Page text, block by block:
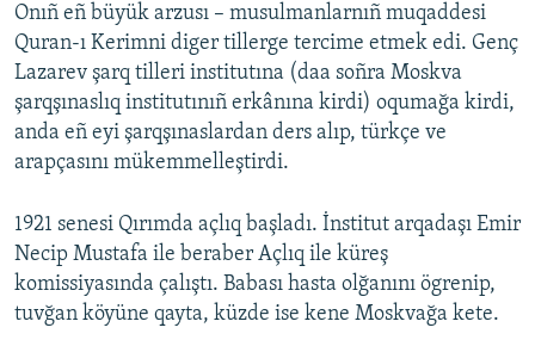
Onıñ eñ büyük arzusı – musulmanlarnıñ muqaddesi
Quran-ı Kerimni diger tillerge tercime etmek edi. Genç
Lazarev şarq tilleri institutına (daa soñra Moskva
şarqşınaslıq institutınıñ erkânına kirdi) oqumağa kirdi,
anda eñ eyi şarqşınaslardan ders alıp, türkçe ve
arapçasını mükemmelleştirdi.
1921 senesi Qırımda açlıq başladı. İnstitut arqadaşı Emir
Necip Mustafa ile beraber Açlıq ile küreş
komissiyasında çalıştı. Babası hasta olğanını ögrenip,
tuvğan köyüne qayta, küzde ise kene Moskvağa kete.